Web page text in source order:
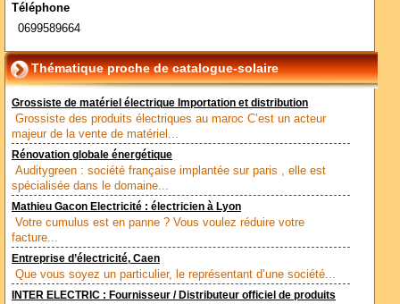
Téléphone
0699589664
Thématique proche de catalogue-solaire
Grossiste de matériel électrique Importation et distribution
Grossiste des produits électriques au maroc C’est un acteur
majeur de la vente de matériel...
Rénovation globale énergétique
Auditygreen : société française implantée sur paris , elle est
spécialisée dans le domaine...
Mathieu Gacon Electricité : électricien à Lyon
Votre cumulus est en panne ? Vous voulez réduire votre
facture...
Entreprise d’électricité, Caen
Que vous soyez un particulier, le représentant d’une société...
INTER ELECTRIC : Fournisseur / Distributeur officiel de produits